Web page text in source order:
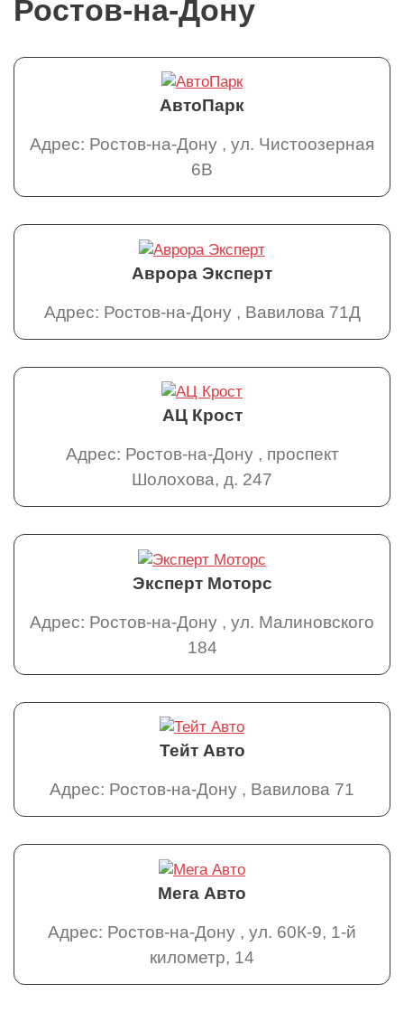
Ростов-на-Дону
АвтоПарк
Адрес: Ростов-на-Дону , ул. Чистоозерная
6В
Аврора Эксперт
Адрес: Ростов-на-Дону , Вавилова 71Д
АЦ Крост
Адрес: Ростов-на-Дону , проспект
Шолохова, д. 247
Эксперт Моторс
Адрес: Ростов-на-Дону , ул. Малиновского
184
Тейт Авто
Адрес: Ростов-на-Дону , Вавилова 71
Мега Авто
Адрес: Ростов-на-Дону , ул. 60К-9, 1-й
километр, 14